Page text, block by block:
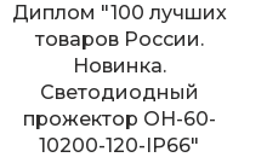
Диплом "100 лучших
товаров России.
Новинка.
Светодиодный
прожектор OH-60-
10200-120-IP66"